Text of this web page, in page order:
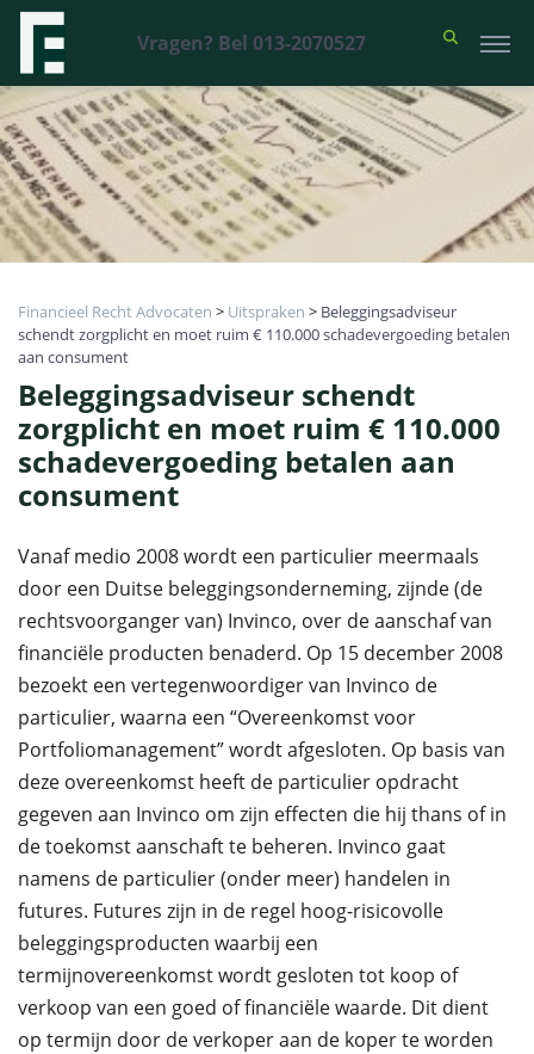
Vragen? Bel 013-2070527
Financieel Recht Advocaten > Uitspraken > Beleggingsadviseur
schendt zorgplicht en moet ruim € 110.000 schadevergoeding betalen
aan consument
Beleggingsadviseur schendt
zorgplicht en moet ruim € 110.000
schadevergoeding betalen aan
consument
Vanaf medio 2008 wordt een particulier meermaals
door een Duitse beleggingsonderneming, zijnde (de
rechtsvoorganger van) Invinco, over de aanschaf van
financiële producten benaderd. Op 15 december 2008
bezoekt een vertegenwoordiger van Invinco de
particulier, waarna een “Overeenkomst voor
Portfoliomanagement” wordt afgesloten. Op basis van
deze overeenkomst heeft de particulier opdracht
gegeven aan Invinco om zijn effecten die hij thans of in
de toekomst aanschaft te beheren. Invinco gaat
namens de particulier (onder meer) handelen in
futures. Futures zijn in de regel hoog-risicovolle
beleggingsproducten waarbij een
termijnovereenkomst wordt gesloten tot koop of
verkoop van een goed of financiële waarde. Dit dient
op termijn door de verkoper aan de koper te worden